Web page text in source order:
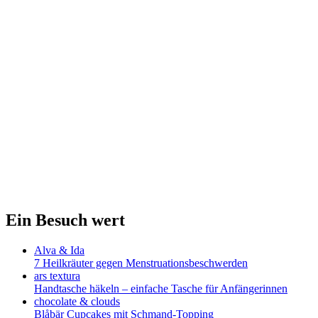
Ein Besuch wert
Alva & Ida
7 Heilkräuter gegen Menstruationsbeschwerden
ars textura
Handtasche häkeln – einfache Tasche für Anfängerinnen
chocolate & clouds
Blåbär Cupcakes mit Schmand-Topping